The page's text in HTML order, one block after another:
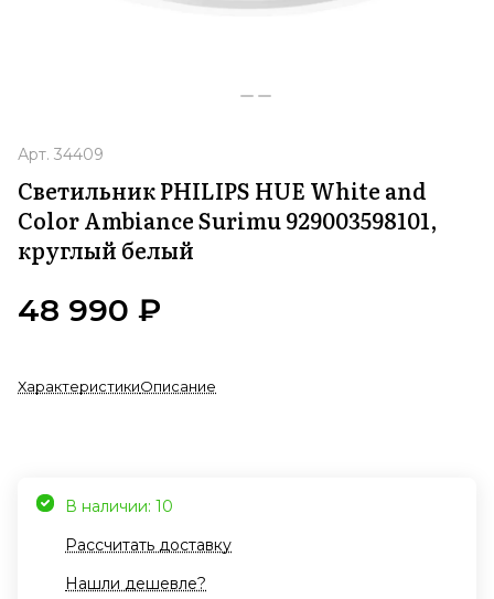
Арт. 34409
Светильник PHILIPS HUE White and
Color Ambiance Surimu 929003598101,
круглый белый
48 990 ₽
ХарактеристикиОписание
В наличии: 10
Рассчитать доставку
Нашли дешевле?